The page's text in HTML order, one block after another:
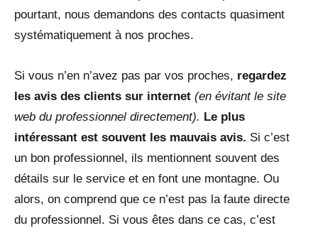
pourtant, nous demandons des contacts quasiment
systématiquement à nos proches.
Si vous n’en n’avez pas par vos proches, regardez
les avis des clients sur internet (en évitant le site
web du professionnel directement). Le plus
intéressant est souvent les mauvais avis. Si c’est
un bon professionnel, ils mentionnent souvent des
détails sur le service et en font une montagne. Ou
alors, on comprend que ce n’est pas la faute directe
du professionnel. Si vous êtes dans ce cas, c’est